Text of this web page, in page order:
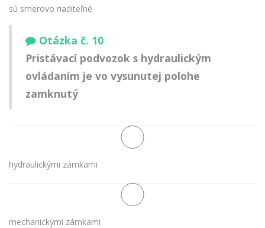
sú smerovo riaditeľné
Otázka č. 10
Pristávací podvozok s hydraulickým
ovládaním je vo vysunutej polohe
zamknutý
hydraulickými zámkami
mechanickými zámkami